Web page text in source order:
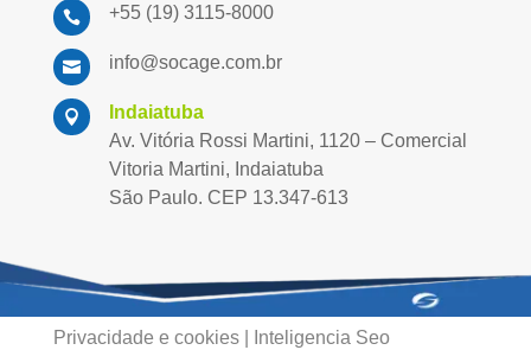
 +55 (19) 3115-8000
 info@socage.com.br

Indaiatuba
Av. Vitória Rossi Martini, 1120 – Comercial
Vitoria Martini, Indaiatuba
São Paulo. CEP 13.347-613
Privacidade e cookies| Inteligencia Seo